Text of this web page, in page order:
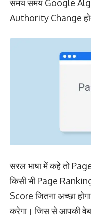
समय समय Google
Authority Change
सरल भाषा में कहे तो
किसी भी Page
Score जितना अच्छा
करेगा। जिस से आपकी